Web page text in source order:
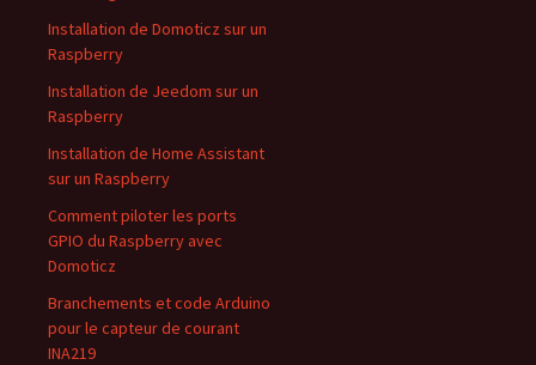
Installation de Domoticz sur un
Raspberry
Installation de Jeedom sur un
Raspberry
Installation de Home Assistant
sur un Raspberry
Comment piloter les ports
GPIO du Raspberry avec
Domoticz
Branchements et code Arduino
pour le capteur de courant
INA219